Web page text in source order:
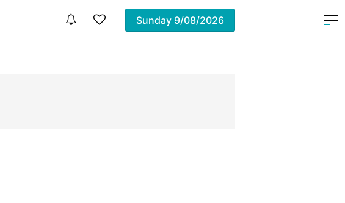
Sunday 9/08/2026